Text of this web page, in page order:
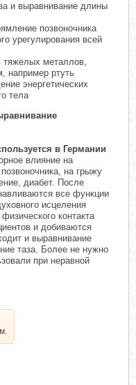
и выравнивание длины
позвоночника
урегулирования всей
тяжелых металлов,
например ртуть
энергетических
тела
в Германии
влияние на
на грыжу
диабет. После
все функции
исцеления
контакта
и добиваются
и выравнивание
таза. Более не нужно
при неравной